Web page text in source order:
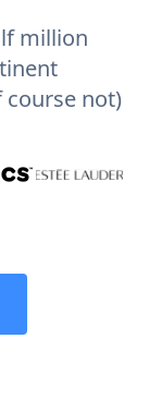
million
course not)